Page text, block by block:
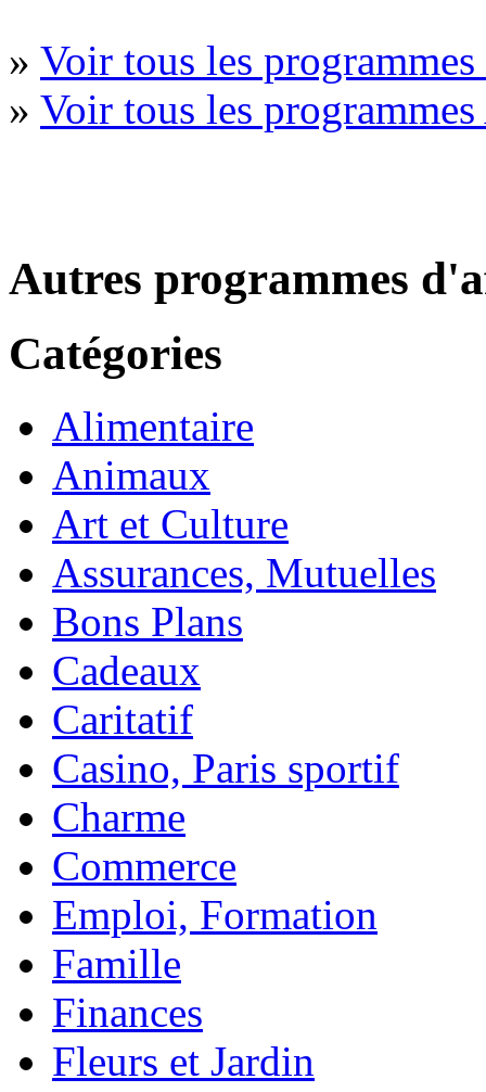
» Voir tous les
» Voir tous les
Autres programmes
Catégories
Alimentaire
Animaux
Art et Culture
Assurances, Mutuelles
Bons Plans
Cadeaux
Caritatif
Casino, Paris sportif
Charme
Commerce
Emploi, Formation
Famille
Finances
Fleurs et Jardin